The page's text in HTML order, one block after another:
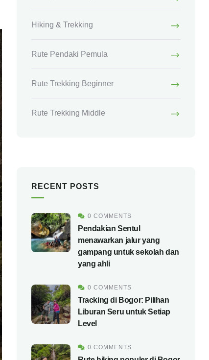
Hiking & Trekking
Rute Pendaki Pemula
Rute Trekking Beginner
Rute Trekking Middle
RECENT POSTS
0 COMMENTS
Pendakian Sentul
menawarkan jalur yang
gampang untuk sekolah dan
yang ahli
0 COMMENTS
Tracking di Bogor: Pilihan
Liburan Seru untuk Setiap
Level
0 COMMENTS